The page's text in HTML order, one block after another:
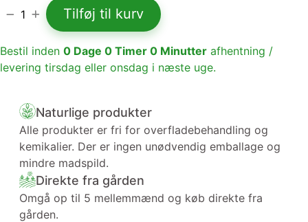
1 Tilføj til kurv
Bestil inden 0 Dage 0 Timer 0 Minutter afhentning /
levering tirsdag eller onsdag i næste uge.
Naturlige produkter
Alle produkter er fri for overfladebehandling og
kemikalier. Der er ingen unødvendig emballage og
mindre madspild.
Direkte fra gården
Omgå op til 5 mellemmænd og køb direkte fra
gården.